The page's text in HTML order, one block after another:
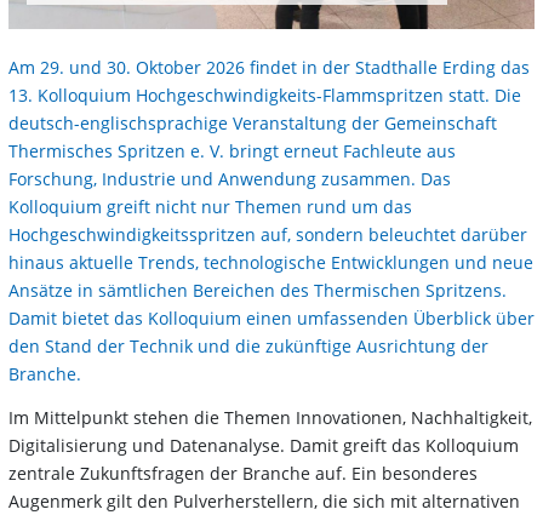
Am 29. und 30. Oktober 2026 findet in der Stadthalle Erding das
13. Kolloquium Hochgeschwindigkeits-Flammspritzen statt. Die
deutsch-englischsprachige Veranstaltung der Gemeinschaft
Thermisches Spritzen e. V. bringt erneut Fachleute aus
Forschung, Industrie und Anwendung zusammen. Das
Kolloquium greift nicht nur Themen rund um das
Hochgeschwindigkeitsspritzen auf, sondern beleuchtet darüber
hinaus aktuelle Trends, technologische Entwicklungen und neue
Ansätze in sämtlichen Bereichen des Thermischen Spritzens.
Damit bietet das Kolloquium einen umfassenden Überblick über
den Stand der Technik und die zukünftige Ausrichtung der
Branche.
Im Mittelpunkt stehen die Themen Innovationen, Nachhaltigkeit,
Digitalisierung und Datenanalyse. Damit greift das Kolloquium
zentrale Zukunftsfragen der Branche auf. Ein besonderes
Augenmerk gilt den Pulverherstellern, die sich mit alternativen